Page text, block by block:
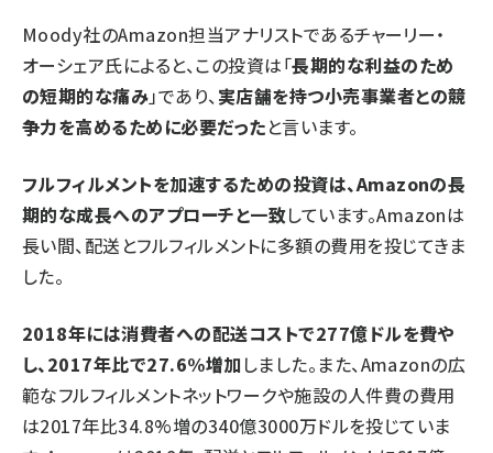
Moody社のAmazon担当アナリストであるチャーリー・
オーシェア氏によると、この投資は「長期的な利益のため
の短期的な痛み」であり、実店舗を持つ小売事業者との競
争力を高めるために必要だったと言います。
フルフィルメントを加速するための投資は、Amazonの長
期的な成長へのアプローチと一致しています。Amazonは
長い間、配送とフルフィルメントに多額の費用を投じてきま
した。
2018年には消費者への配送コストで277億ドルを費や
し、2017年比で27.6%増加 しました。また、Amazonの広
範なフルフィルメントネットワークや施設の人件費の費用
は2017年比34.8%増の340億3000万ドルを投じていま